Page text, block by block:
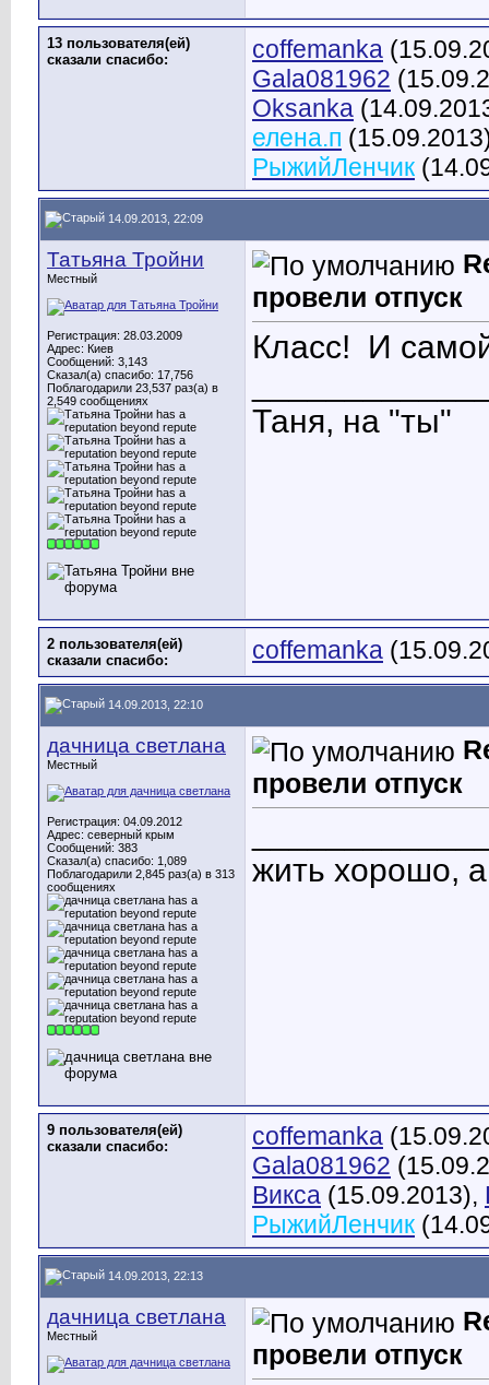
13 пользователя(ей)
сказали cпасибо:
coffemanka
Gala081962
Oksanka
елена.п
РыжийЛенчик
14.09.2013, 22:09
Татьяна Тройни
Местный
Регистрация: 28.03.2009
Адрес: Киев
Сообщений: 3,143
Сказал(а) спасибо: 17,756
Поблагодарили 23,537 раз(а) в
2,549 сообщениях
провели отпуск
Класс!
И
Таня, на "ты"
2 пользователя(ей)
сказали cпасибо:
coffemanka
14.09.2013, 22:10
дачница светлана
Местный
Регистрация: 04.09.2012
Адрес: северный крым
Сообщений: 383
Сказал(а) спасибо: 1,089
Поблагодарили 2,845 раз(а) в 313
сообщениях
провели отпуск
жить хорошо,
9 пользователя(ей)
сказали cпасибо:
coffemanka
Gala081962
Викса (15.09.2013),
РыжийЛенчик
14.09.2013, 22:13
дачница светлана
Местный
провели отпуск